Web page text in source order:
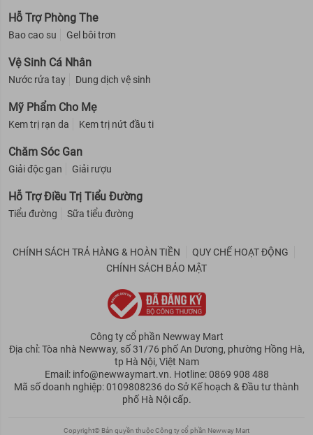
Hỗ Trợ Phòng The
Bao cao su Gel bôi trơn
Vệ Sinh Cá Nhân
Nước rửa tay Dung dịch vệ sinh
Mỹ Phẩm Cho Mẹ
Kem trị rạn da Kem trị nứt đầu ti
Chăm Sóc Gan
Giải độc gan Giải rượu
Hỗ Trợ Điều Trị Tiểu Đường
Tiểu đường Sữa tiểu đường
CHÍNH SÁCH TRẢ HÀNG & HOÀN TIỀN
QUY CHẾ HOẠT ĐỘNG
CHÍNH SÁCH BẢO MẬT
Công ty cổ phần Newway Mart
Địa chỉ: Tòa nhà Newway, số 31/76 phố An Dương, phường Hồng Hà,
tp Hà Nội, Việt Nam
Email: info@newwaymart.vn. Hotline: 0869 908 488
Mã số doanh nghiệp: 0109808236 do Sở Kế hoạch & Đầu tư thành
phố Hà Nội cấp.
Copyright© Bản quyền thuộc Công ty cổ phần Newway Mart